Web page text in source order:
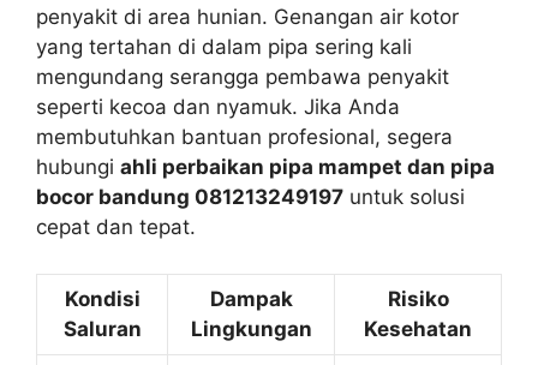
penyakit di area hunian. Genangan air kotor
yang tertahan di dalam pipa sering kali
mengundang serangga pembawa penyakit
seperti kecoa dan nyamuk. Jika Anda
membutuhkan bantuan profesional, segera
hubungi ahli perbaikan pipa mampet dan pipa
bocor bandung 081213249197 untuk solusi
cepat dan tepat.
Kondisi
Saluran
Dampak
Lingkungan
Risiko
Kesehatan